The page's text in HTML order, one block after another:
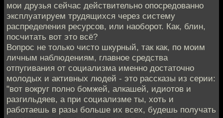
мои друзья сейчас действительно опосредованно
эксплуатируем трудящихся через систему
распределения ресурсов, или наоборот. Как, блин,
посчитать вот это всё?
Вопрос не только чисто шкурный, так как, по моим
личным наблюдениям, главное средства
отпугивания от социализма именно достаточно
молодых и активных людей - это рассказы из серии:
"вот вокруг полно бомжей, алкашей, идиотов и
разгильдяев, а при социализме ты, хоть и
работаешь в разы больше их всех, будешь получать